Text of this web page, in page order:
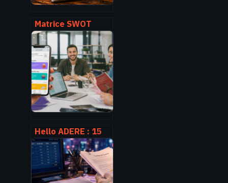
Matrice SWOT
personnelle : 4
quadrants pour
transformer vos
faiblesses en
leviers de carrière
Hello ADERE : 15
centimes par mois
pour booster le
pouvoir d’achat de
vos salariés